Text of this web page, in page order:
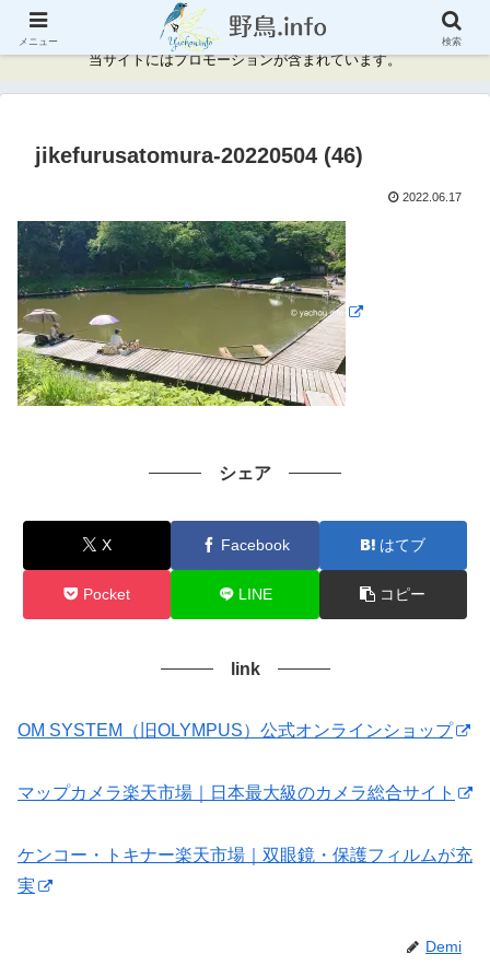
神奈川県周辺の野鳥情報と記録
当サイトにはプロモーションが含まれています。
jikefurusatomura-20220504 (46)
2022.06.17
シェア
X Facebook はてブ
Pocket LINE コピー
link
OM SYSTEM（旧OLYMPUS）公式オンラインショップ
マップカメラ楽天市場｜日本最大級のカメラ総合サイト
ケンコー・トキナー楽天市場｜双眼鏡・保護フィルムが充
実
Demi
メニュー 検索